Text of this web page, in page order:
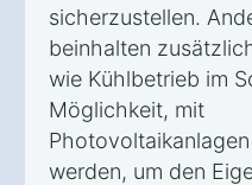
sicherzustellen.
beinhalten
wie Kühlbetrieb im
Möglichkeit, mit
werden, um den